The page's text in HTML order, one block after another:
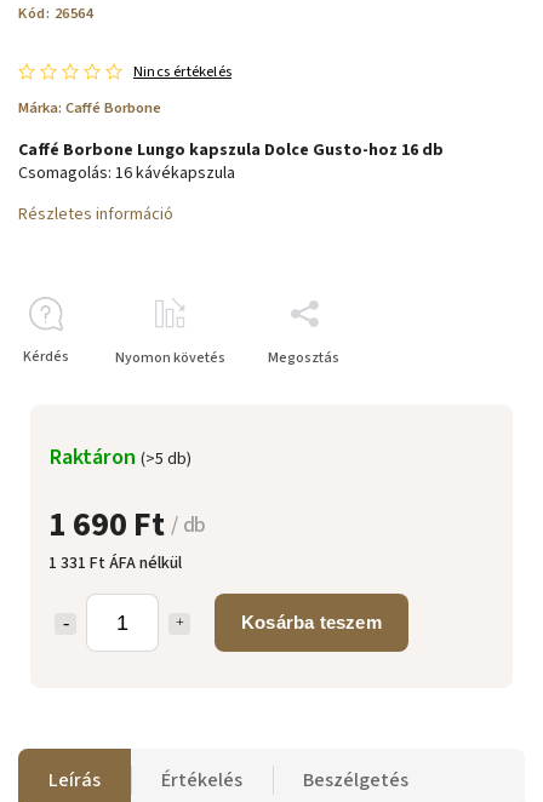
Kód: 26564
Nincs értékelés
Márka: Caffé Borbone
1 690 Ft/ db
1 331 Ft ÁFA nélkül
Kosárba teszem
Raktáron (>5 db)
Caffé Borbone Lungo kapszula Dolce Gusto-hoz 16 db
Csomagolás: 16 kávékapszula
Részletes információ
Kérdés Nyomon követés Megosztás
Leírás Értékelés Beszélgetés